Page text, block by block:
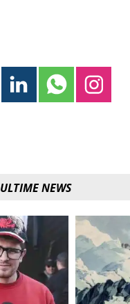
ULTIME NEWS